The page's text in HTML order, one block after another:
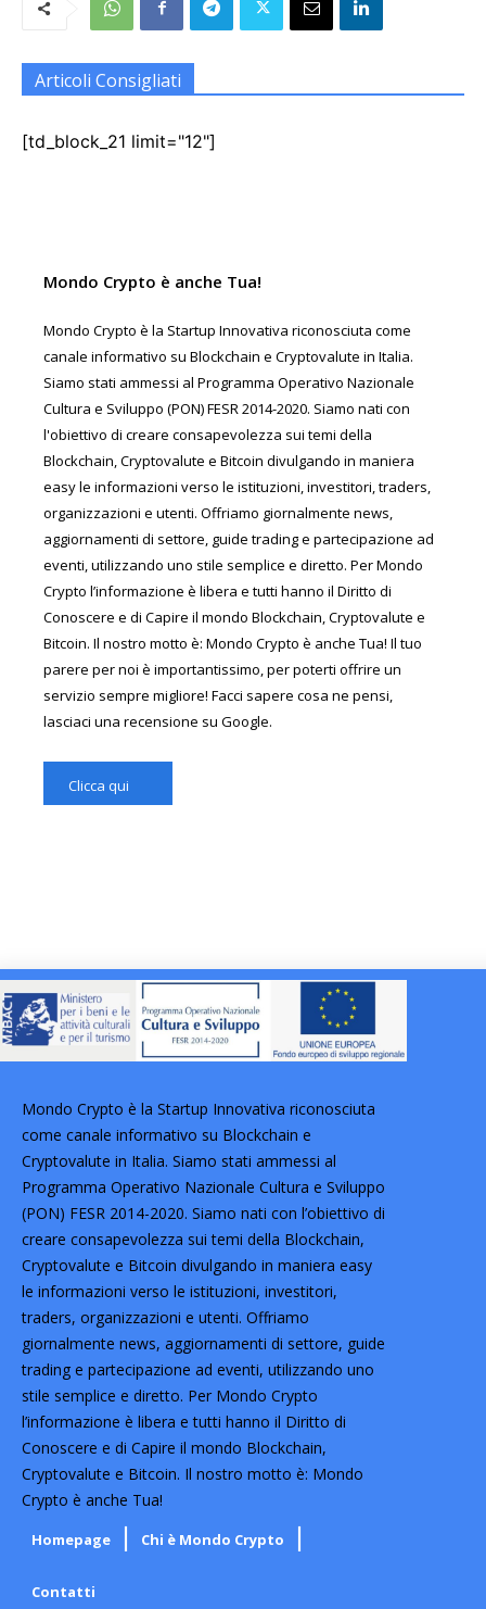
Articoli Consigliati
[td_block_21 limit="12"]
Mondo Crypto è anche Tua!
Mondo Crypto è la Startup Innovativa riconosciuta come
canale informativo su Blockchain e Cryptovalute in Italia.
Siamo stati ammessi al Programma Operativo Nazionale
Cultura e Sviluppo (PON) FESR 2014-2020. Siamo nati con
l'obiettivo di creare consapevolezza sui temi della
Blockchain, Cryptovalute e Bitcoin divulgando in maniera
easy le informazioni verso le istituzioni, investitori, traders,
organizzazioni e utenti. Offriamo giornalmente news,
aggiornamenti di settore, guide trading e partecipazione ad
eventi, utilizzando uno stile semplice e diretto. Per Mondo
Crypto l’informazione è libera e tutti hanno il Diritto di
Conoscere e di Capire il mondo Blockchain, Cryptovalute e
Bitcoin. Il nostro motto è: Mondo Crypto è anche Tua! Il tuo
parere per noi è importantissimo, per poterti offrire un
servizio sempre migliore! Facci sapere cosa ne pensi,
lasciaci una recensione su Google.
Clicca qui
Mondo Crypto è la Startup Innovativa riconosciuta
come canale informativo su Blockchain e
Cryptovalute in Italia. Siamo stati ammessi al
Programma Operativo Nazionale Cultura e Sviluppo
(PON) FESR 2014-2020. Siamo nati con l’obiettivo di
creare consapevolezza sui temi della Blockchain,
Cryptovalute e Bitcoin divulgando in maniera easy
le informazioni verso le istituzioni, investitori,
traders, organizzazioni e utenti. Offriamo
giornalmente news, aggiornamenti di settore, guide
trading e partecipazione ad eventi, utilizzando uno
stile semplice e diretto. Per Mondo Crypto
l’informazione è libera e tutti hanno il Diritto di
Conoscere e di Capire il mondo Blockchain,
Cryptovalute e Bitcoin. Il nostro motto è: Mondo
Crypto è anche Tua!
Homepage Chi è Mondo Crypto
Contatti